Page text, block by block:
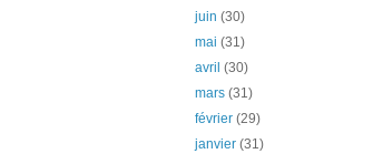
juin(30)
mai(31)
avril(30)
mars(31)
février(29)
janvier(31)